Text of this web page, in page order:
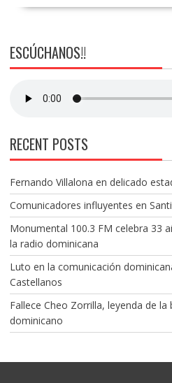
ESCÚCHANOS!!
RECENT POSTS
Fernando Villalona en delicado
Comunicadores influyentes en
Monumental 100.3 FM celebra 33
la radio dominicana
Luto en la comunicación
Castellanos
Fallece Cheo Zorrilla, leyenda de la
dominicano